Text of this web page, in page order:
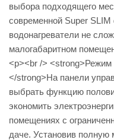
выбора подходящего
современной Super
водонагреватели не
малогабаритном
<p><br />
</strong>На панели
выбрать функцию
экономить
помещениях с
даче. Установив